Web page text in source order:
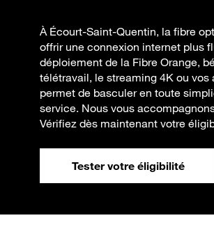
À Écourt-Saint-Quentin, la fibre
offrir une connexion internet plus
déploiement de la Fibre Orange,
télétravail, le streaming 4K ou
permet de basculer en toute
service. Nous vous
Vérifiez dès maintenant votre
Tester votre éligibilité